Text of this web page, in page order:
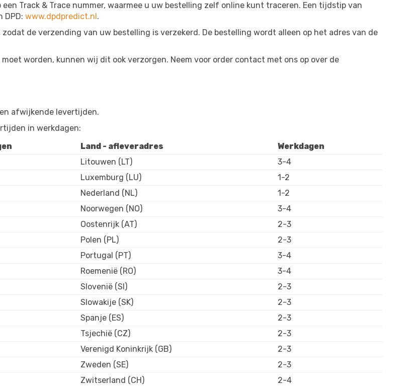
Track & Trace nummer, waarmee u uw bestelling zelf online kunt traceren. Een tijdstip van
DPD: www.dpdpredict.nl.
de verzending van uw bestelling is verzekerd. De bestelling wordt alleen op het adres van de
worden, kunnen wij dit ook verzorgen. Neem voor order contact met ons op over de
afwijkende levertijden.
in werkdagen:
Land - afleveradres
Werkdagen
Litouwen (LT)
3-4
Luxemburg (LU)
1-2
Nederland (NL)
1-2
Noorwegen (NO)
3-4
Oostenrijk (AT)
2-3
Polen (PL)
2-3
Portugal (PT)
3-4
Roemenië (RO)
3-4
Slovenië (SI)
2-3
Slowakije (SK)
2-3
Spanje (ES)
2-3
Tsjechië (CZ)
2-3
Verenigd Koninkrijk (GB)
2-3
Zweden (SE)
2-3
Zwitserland (CH) 2-4